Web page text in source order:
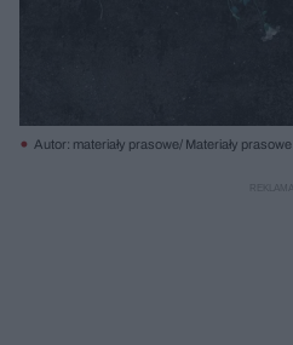
Autor: materiały prasowe/ Materiały prasowe